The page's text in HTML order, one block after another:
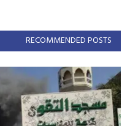
RECOMMENDED POSTS